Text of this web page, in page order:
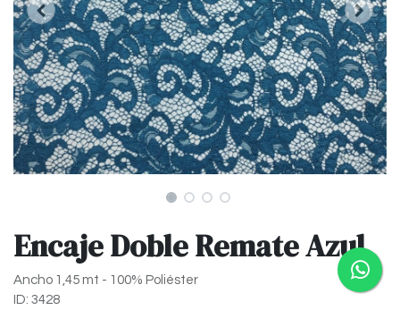
Encaje Doble Remate Azul
Ancho 1,45 mt - 100% Poliéster
ID: 3428